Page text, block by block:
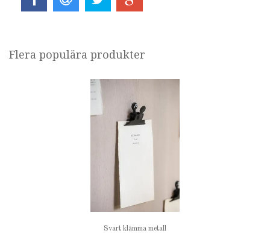
Flera populära produkter
Svart klämma metall